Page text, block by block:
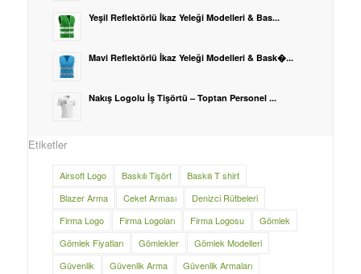
Yeşil Reflektörlü İkaz Yeleği Modelleri & Bas...
Mavi Reflektörlü İkaz Yeleği Modelleri & Bask�...
Nakış Logolu İş Tişörtü – Toptan Personel ...
Etiketler
Airsoft Logo Baskılı Tişört
Baskılı T shirt
Blazer Arma
Ceket Arması
Denizci Rütbeleri
Firma Logo
Firma Logoları Firma Logosu
Gömlek
Gömlek Fiyatları
Gömlekler
Gömlek Modelleri
Güvenlik
Güvenlik Arma
Güvenlik Armaları